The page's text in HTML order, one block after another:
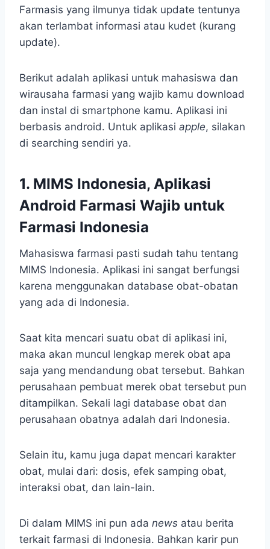
Farmasis yang ilmunya tidak update tentunya
akan terlambat informasi atau kudet (kurang
update).
Berikut adalah aplikasi untuk mahasiswa dan
wirausaha farmasi yang wajib kamu download
dan instal di smartphone kamu. Aplikasi ini
berbasis android. Untuk aplikasi apple, silakan
di searching sendiri ya.
1. MIMS Indonesia, Aplikasi
Android Farmasi Wajib untuk
Farmasi Indonesia
Mahasiswa farmasi pasti sudah tahu tentang
MIMS Indonesia. Aplikasi ini sangat berfungsi
karena menggunakan database obat-obatan
yang ada di Indonesia.
Saat kita mencari suatu obat di aplikasi ini,
maka akan muncul lengkap merek obat apa
saja yang mendandung obat tersebut. Bahkan
perusahaan pembuat merek obat tersebut pun
ditampilkan. Sekali lagi database obat dan
perusahaan obatnya adalah dari Indonesia.
Selain itu, kamu juga dapat mencari karakter
obat, mulai dari: dosis, efek samping obat,
interaksi obat, dan lain-lain.
Di dalam MIMS ini pun ada news atau berita
terkait farmasi di Indonesia. Bahkan karir pun